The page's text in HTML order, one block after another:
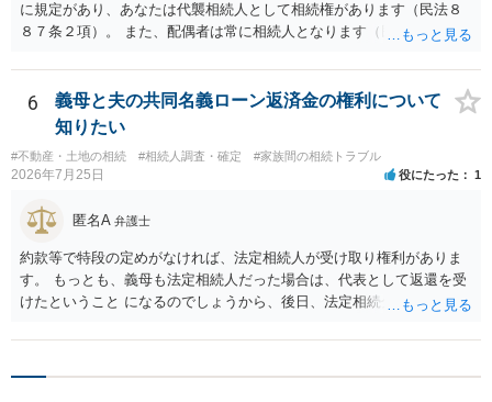
に規定があり、あなたは代襲相続人として相続権があります（民法８
８７条２項）。 また、配偶者は常に相続人となります（民法８９０
も相続権があります。つまり、孫５人に加えて「おじ又はおば」にも
相続権がある可能性があります。
6
義母と夫の共同名義ローン返済金の権利について
知りたい
#不動産・土地の相続 #相続人調査・確定 #家族間の相続トラブル
2026年7月25日 役にたった 1
匿名A 弁護士
約款等で特段の定めがなければ、法定相続人が受け取り権利がありま
す。 もっとも、義母も法定相続人だった場合は、代表として返還を受
けたということ になるのでしょうから、後日、法定相続分に基づいて